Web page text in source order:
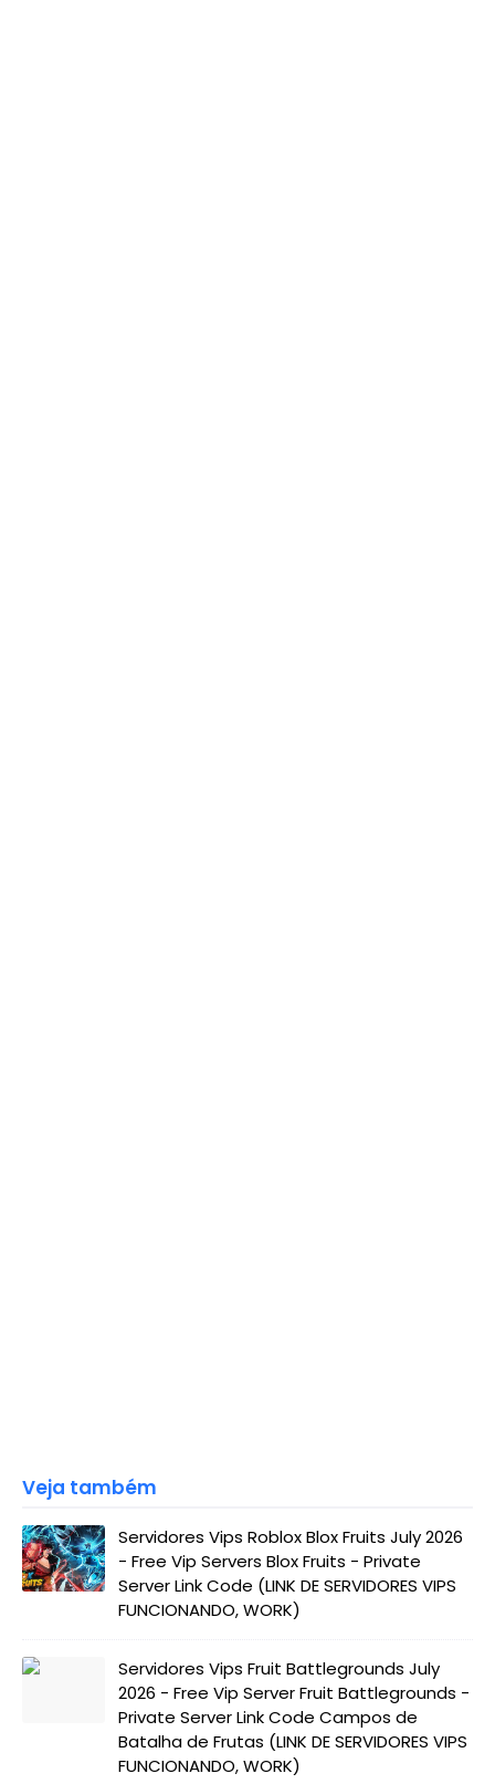
Veja também
Servidores Vips Roblox Blox Fruits July 2026
- Free Vip Servers Blox Fruits - Private
Server Link Code (LINK DE SERVIDORES VIPS
FUNCIONANDO, WORK)
Servidores Vips Fruit Battlegrounds July
2026 - Free Vip Server Fruit Battlegrounds -
Private Server Link Code Campos de
Batalha de Frutas (LINK DE SERVIDORES VIPS
FUNCIONANDO, WORK)